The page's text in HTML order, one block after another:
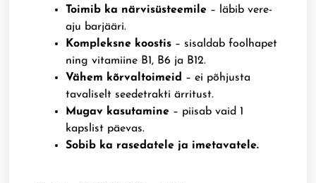
Toimib ka närvisüsteemile – läbib vere-
aju barjääri.
Kompleksne koostis – sisaldab foolhapet
ning vitamiine B1, B6 ja B12.
Vähem kõrvaltoimeid – ei põhjusta
tavaliselt seedetrakti ärritust.
Mugav kasutamine – piisab vaid 1
kapslist päevas.
Sobib ka rasedatele ja imetavatele.